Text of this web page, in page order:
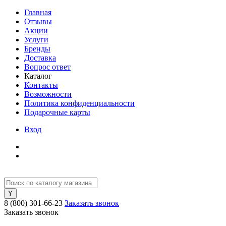
Главная
Отзывы
Акции
Услуги
Бренды
Доставка
Вопрос ответ
Каталог
Контакты
Возможности
Политика конфиденциальности
Подарочные карты
Вход
8 (800) 301-66-23 Заказать звонок
Заказать звонок